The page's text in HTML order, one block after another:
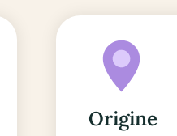
Origine